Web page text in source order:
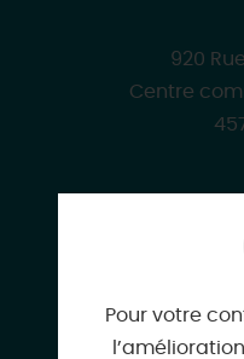
920
Centre
Pour votre